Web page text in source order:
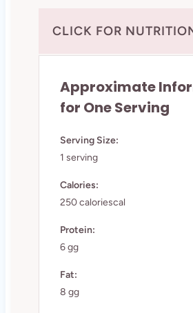
CLICK FOR
Approximate
for One Serving
Serving Size:
1 serving
Calories:
250 caloriescal
Protein:
6 gg
Fat:
8 gg